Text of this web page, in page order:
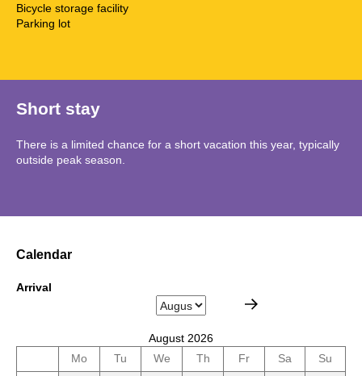
Bicycle storage facility
Parking lot
Short stay
There is a limited chance for a short vacation this year, typically
outside peak season.
Calendar
Arrival
August 2026
Mo
Tu We Th Fr Sa
Su